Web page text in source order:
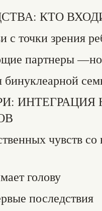
КТО
с точки зрения
партнеры
чувств
голову
последствия